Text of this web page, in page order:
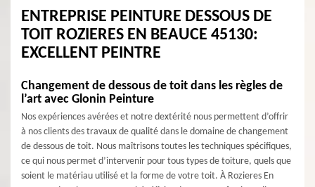
ENTREPRISE PEINTURE DESSOUS DE
TOIT ROZIERES EN BEAUCE 45130:
EXCELLENT PEINTRE
Changement de dessous de toit dans les règles de
l’art avec Glonin Peinture
Nos expériences avérées et notre dextérité nous permettent d’offrir
à nos clients des travaux de qualité dans le domaine de changement
de dessous de toit. Nous maîtrisons toutes les techniques spécifiques,
ce qui nous permet d’intervenir pour tous types de toiture, quels que
soient le matériau utilisé et la forme de votre toit. À Rozieres En